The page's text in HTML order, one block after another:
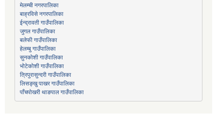
मेलम्ची नगरपालिका
बाह्रविसे नगरपालिका
ईन्द्रावती गाउँपालिका
जुगल गाउँपालिका
बलेफी गाउँपालिका
हेलम्बु गाउँपालिका
सुनकोशी गाउँपालिका
भोटेकोशी गाउँपालिका
त्रिपुरासुन्दरी गाउँपालिका
लिसङ्खु पाखर गाउँपालिका
पाँचपोखरी थाङपाल गाउँपालिका